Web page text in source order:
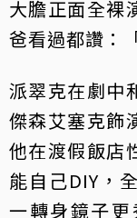
大膽正面全裸
爸看過都讚：
派翠克在劇中
傑森艾塞克飾
他在渡假飯店
能自己DIY，
一轉身鏡子